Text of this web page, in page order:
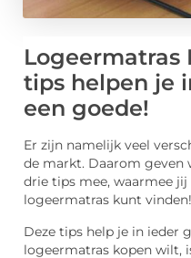
Logeermatras
tips helpen je
een goede!
Er zijn namelijk veel
de markt. Daarom geven
drie tips mee, waarmee
logeermatras kunt vinden!
Deze tips help je in ieder
logeermatras kopen wilt,